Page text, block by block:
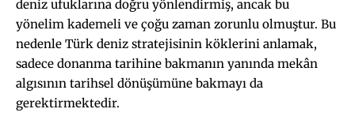
deniz ufuklarına doğru yönlendirmiş, ancak bu
yönelim kademeli ve çoğu zaman zorunlu olmuştur. Bu
nedenle Türk deniz stratejisinin köklerini anlamak,
sadece donanma tarihine bakmanın yanında mekân
algısının tarihsel dönüşümüne bakmayı da
gerektirmektedir.